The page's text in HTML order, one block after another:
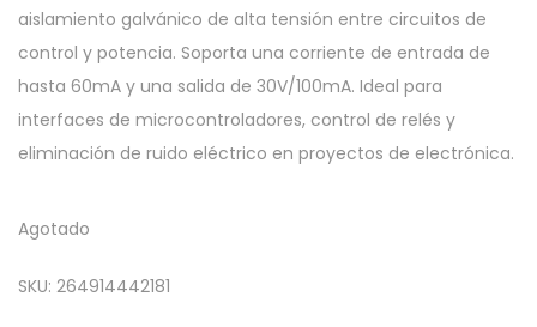
aislamiento galvánico de alta tensión entre circuitos de
control y potencia. Soporta una corriente de entrada de
hasta 60mA y una salida de 30V/100mA. Ideal para
interfaces de microcontroladores, control de relés y
eliminación de ruido eléctrico en proyectos de electrónica.
Agotado
SKU: 264914442181